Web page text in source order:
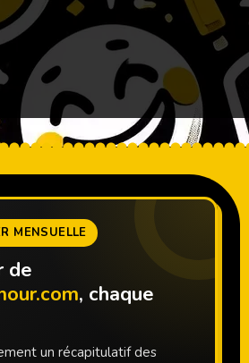
MENSUELLE
de
, chaque
un récapitulatif des